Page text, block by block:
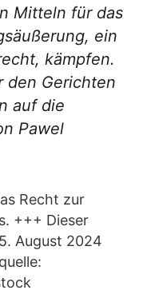
Mitteln für das
ein
kämpfen.
den Gerichten
auf die
Pawel
Recht zur
+++ Dieser
August 2024